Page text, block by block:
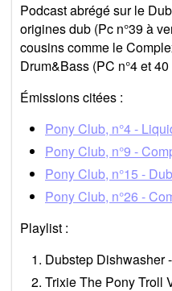
Podcast abrégé sur le
origines dub (Pc n°39 à
cousins comme le
Drum&Bass (PC n°4 et
Émissions citées :
Pony Club, n°4 -
Pony Club, n°9 -
Pony Club, n°15 -
Pony Club, n°26 -
Playlist :
Dubstep Dishwasher
Trixie The Pony Troll